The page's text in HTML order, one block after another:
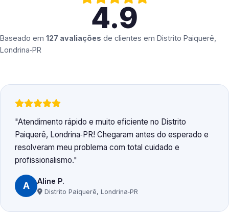
4.9
Baseado em 127 avaliações de clientes em Distrito Paiquerê,
Londrina‑PR
Atendimento rápido e muito eficiente no Distrito
Paiquerê, Londrina‑PR! Chegaram antes do esperado e
resolveram meu problema com total cuidado e
profissionalismo.
A Aline P.
Distrito Paiquerê, Londrina‑PR